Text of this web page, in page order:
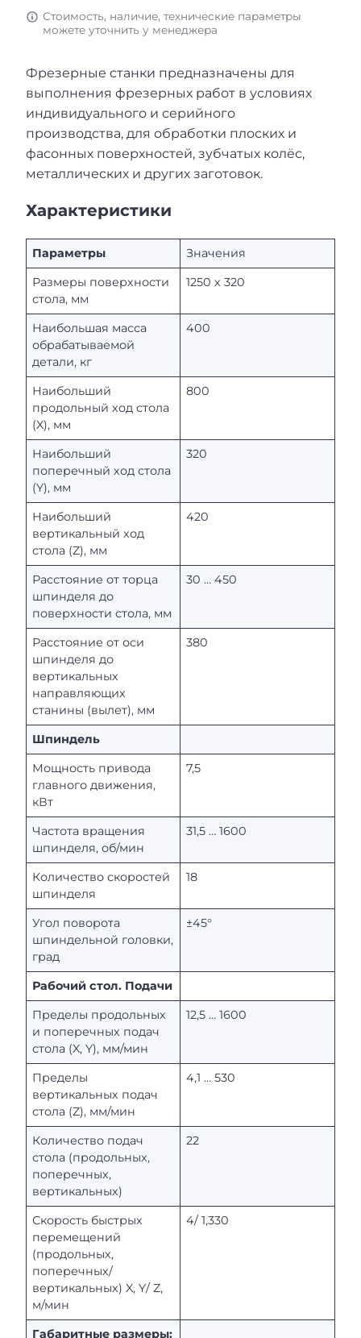
Стоимость, наличие, технические параметры
можете уточнить у менеджера
Фрезерные станки предназначены для
выполнения фрезерных работ в условиях
индивидуального и серийного
производства, для обработки плоских и
фасонных поверхностей, зубчатых колёс,
металлических и других заготовок.
Характеристики
Параметры
Значения
Размеры поверхности
стола, мм
1250 х 320
Наибольшая масса
обрабатываемой
детали, кг
400
Наибольший
продольный ход стола
(X), мм
800
Наибольший
поперечный ход стола
(Y), мм
320
Наибольший
вертикальный ход
стола (Z), мм
420
Расстояние от торца
шпинделя до
поверхности стола, мм
30 … 450
Расстояние от оси
шпинделя до
вертикальных
направляющих
станины (вылет), мм
380
Шпиндель
Мощность привода
главного движения,
кВт
7,5
Частота вращения
шпинделя, об/мин
31,5 … 1600
Количество скоростей
шпинделя
18
Угол поворота
шпиндельной головки,
град
±45°
Рабочий стол. Подачи
Пределы продольных
и поперечных подач
стола (X, Y), мм/мин
12,5 … 1600
Пределы
вертикальных подач
стола (Z), мм/мин
4,1 … 530
Количество подач
стола (продольных,
поперечных,
вертикальных)
22
Скорость быстрых
перемещений
(продольных,
поперечных/
вертикальных) X, Y/ Z,
м/мин
4/ 1,330
Габаритные размеры: